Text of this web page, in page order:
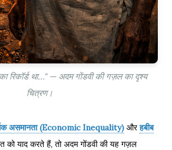
रिकॉर्ड था..." — अदम गोंडवी की गज़ल का दृश्य
चित्रण।
असमानता (Economic Inequality) औरहबीब
को याद करते हैं, तो अदम गोंडवी की यह गज़ल